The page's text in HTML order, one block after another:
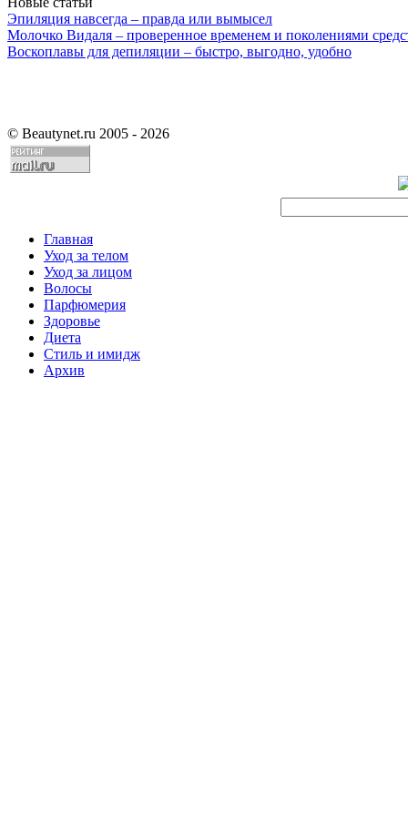
Эпиляция навсегда – правда или вымысел
Молочко Видаля – проверенное временем и поколениями
Воскоплавы для депиляции – быстро, выгодно, удобно
© Beautynet.ru 2005 - 2026
Главная
Уход за телом
Уход за лицом
Волосы
Парфюмерия
Здоровье
Диета
Стиль и имидж
Архив